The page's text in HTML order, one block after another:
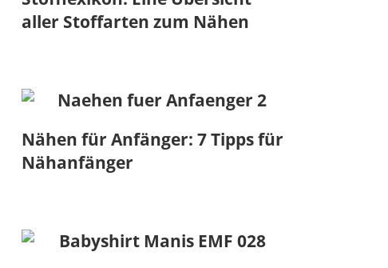
aller Stoffarten zum Nähen
Nähen für Anfänger: 7 Tipps für
Nähanfänger